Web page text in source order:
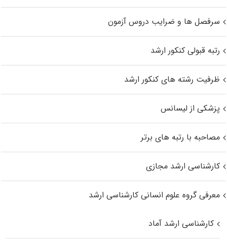
سرفصل ها و ضرایب دروس آزمون
رتبه قبولی کنکور ارشد
ظرفیت رشته های کنکور ارشد
پزشکی از لیسانس
مصاحبه با رتبه های برتر
کارشناسی ارشد مجازی
معرفی گروه علوم انسانی کارشناسی ارشد
کارشناسی ارشد آماد